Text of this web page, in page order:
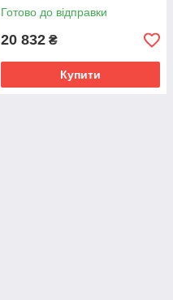
Готово до відправки
20 832 ₴
Купити